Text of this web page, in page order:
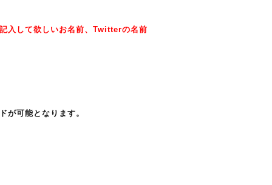
入して欲しいお名前、Twitterの名前
が可能となります。